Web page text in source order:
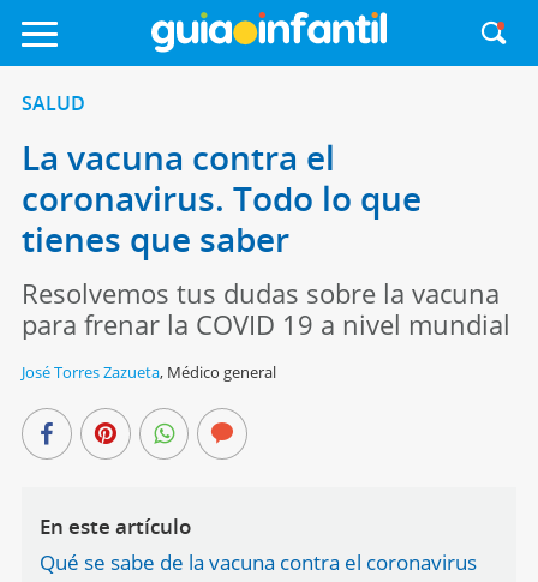
SALUD
La vacuna contra el
coronavirus. Todo lo que
tienes que saber
Resolvemos tus dudas sobre la vacuna
para frenar la COVID 19 a nivel mundial
José Torres Zazueta, Médico general
En este artículo
Qué se sabe de la vacuna contra el coronavirus